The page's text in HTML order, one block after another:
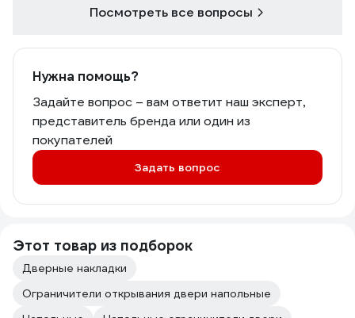
Посмотреть все вопросы
Нужна помощь?
Задайте вопрос – вам ответит наш эксперт,
представитель бренда или один из
покупателей
Задать вопрос
Этот товар из подборок
Дверные накладки
Ограничители открывания двери напольные